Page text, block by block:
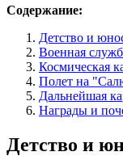
Содержание:
Детство и
Военная
Космическая
Полет на
Дальнейшая
Награды и
Детство и